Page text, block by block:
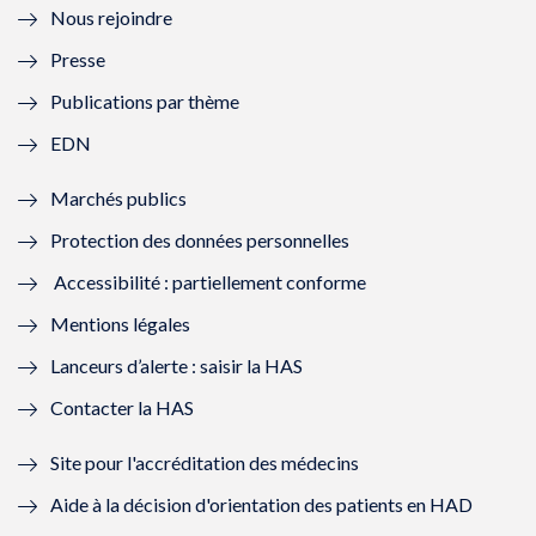
l
f
n
ê
t
r
e
)
e
n
ê
r
)
ê
t
e
ê
)
Nous rejoindre
Presse
Publications par thème
EDN
Marchés publics
Protection des données personnelles
Accessibilité : partiellement conforme
Mentions légales
Lanceurs d’alerte : saisir la HAS
Contacter la HAS
Site pour l'accréditation des médecins
Aide à la décision d'orientation des patients en HAD